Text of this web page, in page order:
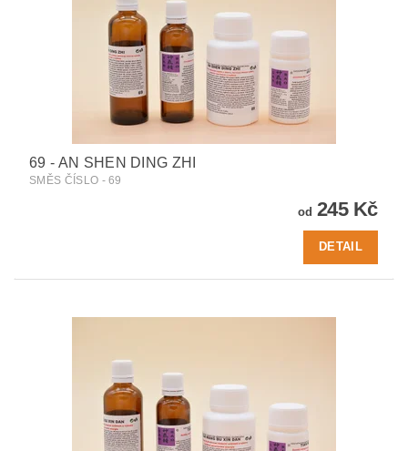
69 - AN SHEN DING ZHI
SMĚS ČÍSLO - 69
od 245 Kč
DETAIL